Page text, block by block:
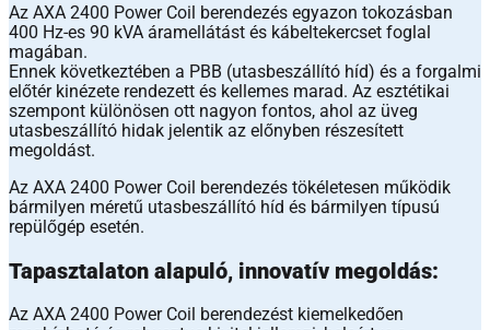
Az AXA 2400 Power Coil berendezés egyazon tokozásban
400 Hz-es 90 kVA áramellátást és kábeltekercset foglal
magában.
Ennek következtében a PBB (utasbeszállító híd) és a forgalmi
előtér kinézete rendezett és kellemes marad. Az esztétikai
szempont különösen ott nagyon fontos, ahol az üveg
utasbeszállító hidak jelentik az előnyben részesített
megoldást.
Az AXA 2400 Power Coil berendezés tökéletesen működik
bármilyen méretű utasbeszállító híd és bármilyen típusú
repülőgép esetén.
Tapasztalaton alapuló, innovatív megoldás:
Az AXA 2400 Power Coil berendezést kiemelkedően